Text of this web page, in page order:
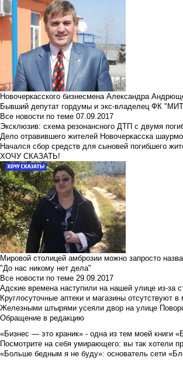
Новочеркасского бизнесмена Александра
Бывший депутат гордумы и экс-владелец ФК
Все новости по теме 07.09.2017
Эксклюзив: схема резонансного ДТП с двумя
Дело отравившего жителей Новочеркасска
Начался сбор средств для сыновей погибшего
ХОЧУ СКАЗАТЬ!
Мировой столицей амброзии можно запросто
"До нас никому нет дела"
Все новости по теме 29.09.2017
Адские времена наступили на нашей улице из-за
Круглосуточные аптеки и магазины отсутствуют
Железными штырями усеяли двор на улице
Обращение в редакцию
«Бизнес — это краник» - одна из тем моей книги
Посмотрите на себя умирающего: вы так хотели
«Больше бедным я не буду»: основатель сети